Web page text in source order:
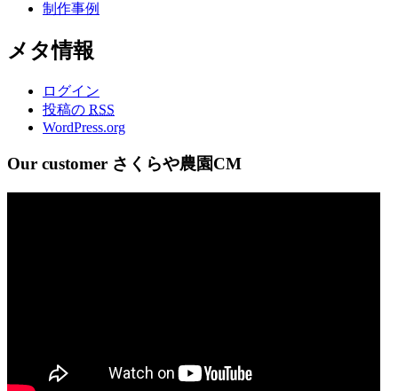
制作事例
メタ情報
ログイン
投稿の RSS
WordPress.org
Our customer さくらや農園CM